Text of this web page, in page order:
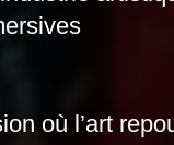
où l’art